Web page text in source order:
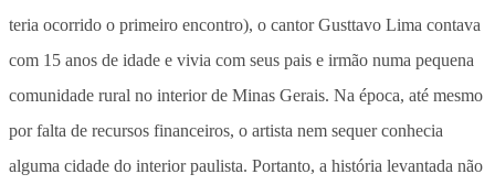
teria ocorrido o primeiro encontro), o cantor Gusttavo Lima contava
com 15 anos de idade e vivia com seus pais e irmão numa pequena
comunidade rural no interior de Minas Gerais. Na época, até mesmo
por falta de recursos financeiros, o artista nem sequer conhecia
alguma cidade do interior paulista. Portanto, a história levantada não